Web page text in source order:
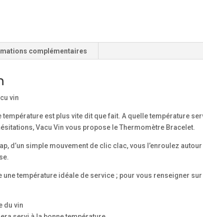
complémentaires
vin
température est plus vite dit que fait. A quelle température
Vacu Vin vous propose le Thermomètre Bracelet.
d’un simple mouvement de clic clac, vous l’enroulez
une température idéale de service ; pour vous renseigner
du vin